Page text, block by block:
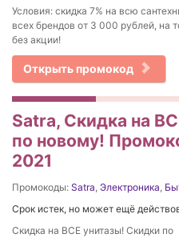
Условия: скидка 7% на всю
всех брендов от 3 000 рублей, на
без акции!
Открыть промокод
Satra, Скидка на
по новому!
2021
Промокоды: Satra, Электроника,
Срок истек, но может ещё
Скидка на ВСЕ унитазы! Скидки по